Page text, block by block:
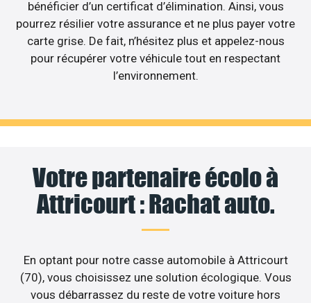
bénéficier d’un certificat d’élimination. Ainsi, vous
pourrez résilier votre assurance et ne plus payer votre
carte grise. De fait, n’hésitez plus et appelez-nous
pour récupérer votre véhicule tout en respectant
l’environnement.
Votre partenaire écolo à
Attricourt : Rachat auto.
En optant pour notre casse automobile à Attricourt
(70), vous choisissez une solution écologique. Vous
vous débarrassez du reste de votre voiture hors